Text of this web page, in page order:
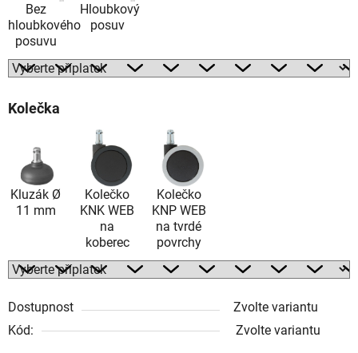
Bez
hloubkového
posuvu
Hloubkový
posuv
Kolečka
Kluzák Ø
11 mm
Kolečko
KNK WEB
na
koberec
Kolečko
KNP WEB
na tvrdé
povrchy
Dostupnost
Zvolte variantu
Kód:
Zvolte variantu